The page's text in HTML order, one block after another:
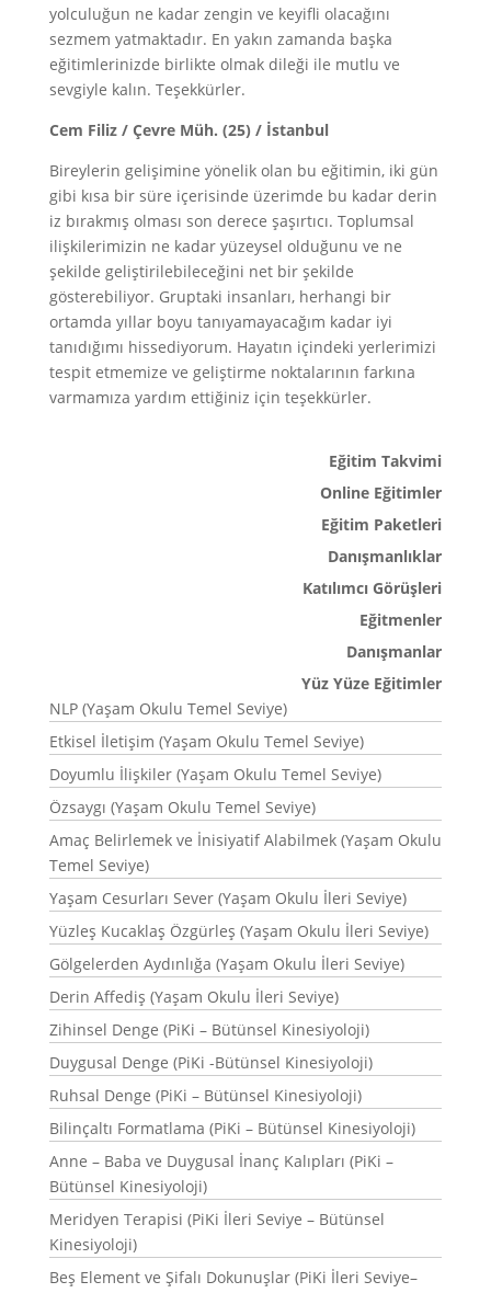
yolculuğun ne kadar zengin ve keyifli olacağını
sezmem yatmaktadır. En yakın zamanda başka
eğitimlerinizde birlikte olmak dileği ile mutlu ve
sevgiyle kalın. Teşekkürler.
Cem Filiz / Çevre Müh. (25) / İstanbul
Bireylerin gelişimine yönelik olan bu eğitimin, iki gün
gibi kısa bir süre içerisinde üzerimde bu kadar derin
iz bırakmış olması son derece şaşırtıcı. Toplumsal
ilişkilerimizin ne kadar yüzeysel olduğunu ve ne
şekilde geliştirilebileceğini net bir şekilde
gösterebiliyor. Gruptaki insanları, herhangi bir
ortamda yıllar boyu tanıyamayacağım kadar iyi
tanıdığımı hissediyorum. Hayatın içindeki yerlerimizi
tespit etmemize ve geliştirme noktalarının farkına
varmamıza yardım ettiğiniz için teşekkürler.
Eğitim Takvimi
Online Eğitimler
Eğitim Paketleri
Danışmanlıklar
Katılımcı Görüşleri
Eğitmenler
Danışmanlar
Yüz Yüze Eğitimler
NLP (Yaşam Okulu Temel Seviye)
Etkisel İletişim (Yaşam Okulu Temel Seviye)
Doyumlu İlişkiler (Yaşam Okulu Temel Seviye)
Özsaygı (Yaşam Okulu Temel Seviye)
Amaç Belirlemek ve İnisiyatif Alabilmek (Yaşam Okulu
Temel Seviye)
Yaşam Cesurları Sever (Yaşam Okulu İleri Seviye)
Yüzleş Kucaklaş Özgürleş (Yaşam Okulu İleri Seviye)
Gölgelerden Aydınlığa (Yaşam Okulu İleri Seviye)
Derin Affediş (Yaşam Okulu İleri Seviye)
Zihinsel Denge (PiKi – Bütünsel Kinesiyoloji)
Duygusal Denge (PiKi -Bütünsel Kinesiyoloji)
Ruhsal Denge (PiKi – Bütünsel Kinesiyoloji)
Bilinçaltı Formatlama (PiKi – Bütünsel Kinesiyoloji)
Anne – Baba ve Duygusal İnanç Kalıpları (PiKi –
Bütünsel Kinesiyoloji)
Meridyen Terapisi (PiKi İleri Seviye – Bütünsel
Kinesiyoloji)
Beş Element ve Şifalı Dokunuşlar (PiKi İleri Seviye–